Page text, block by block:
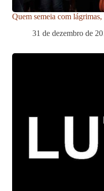
Quem semeia com
31 de dezembro de